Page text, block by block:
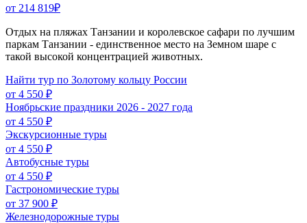
от 214 819₽
Отдых на пляжах Танзании и королевское сафари по лучшим
паркам Танзании - единственное место на Земном шаре с
такой высокой концентрацией животных.
Найти тур по Золотому кольцу России
от 4 550 ₽
Ноябрьские праздники 2026 - 2027 года
от 4 550 ₽
Экскурсионные туры
от 4 550 ₽
Автобусные туры
от 4 550 ₽
Гастрономические туры
от 37 900 ₽
Железнодорожные туры